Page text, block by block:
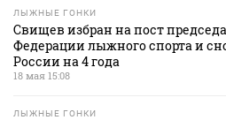
ЛЫЖНЫЕ ГОНКИ
Свищев избран на пост
Федерации лыжного спорта и
России на 4 года
18 мая 15:08
ЛЫЖНЫЕ ГОНКИ